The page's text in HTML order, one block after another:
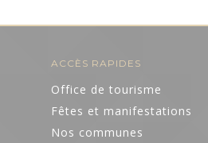
ACCÈS RAPIDES
Office de tourisme
Fêtes et manifestations
Nos communes